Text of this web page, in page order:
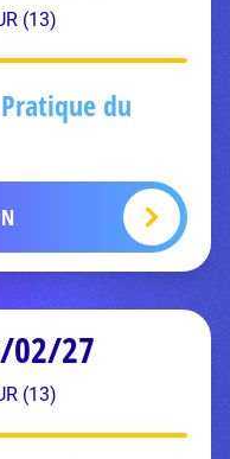
(13)
du
02/27
(13)